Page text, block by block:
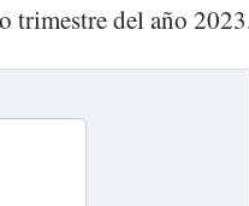
trimestre del año